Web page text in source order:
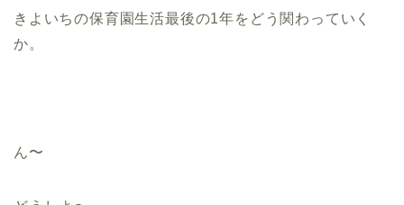
きよいちの保育園生活最後の1年をどう関わっていく
か。
ん〜